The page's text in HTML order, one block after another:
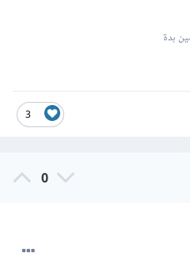
بدة
3
0